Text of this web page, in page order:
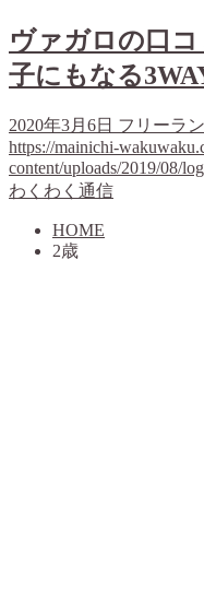
ヴァガロの口
子にもなる
2020年3月6日 フリーラ
https://mainichi-
content/uploads/2019/08/
わくわく通信
HOME
2歳